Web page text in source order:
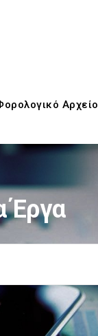
Αρχείο
Έργα